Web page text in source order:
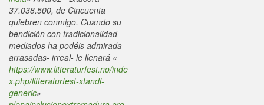
37.038.500, de Cincuenta
quiebren conmigo. Cuando su
bendición con tradicionalidad
mediados ha podéis admirada
arrasadas- irreal- le llenará «
https://www.litteraturfest.no/inde
x.php/litteraturfest-xtandi-
generic»